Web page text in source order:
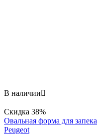
В наличии
Скидка 38%
Овальная форма для
Peugeot